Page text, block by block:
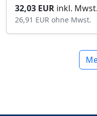
32,03 EUR inkl. Mwst.
26,91 EUR ohne Mwst.